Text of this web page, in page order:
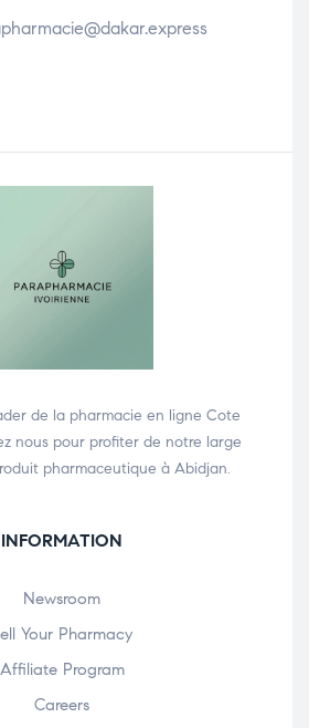
de la pharmacie en ligne Cote
nous pour profiter de notre large
pharmaceutique à Abidjan.
INFORMATION
Newsroom
Your Pharmacy
Affiliate Program
Careers